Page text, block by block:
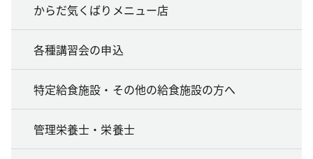
からだ気くばりメニュー店
各種講習会の申込
特定給食施設・その他の給食施設の方へ
管理栄養士・栄養士